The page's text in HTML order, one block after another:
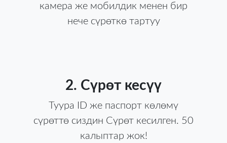
камера же мобилдик менен бир
нече сүрөткө тартуу
2. Сүрөт кесүү
Туура ID же паспорт көлөмү
сүрөттө сиздин Сүрөт кесилген. 50
калыптар жок!